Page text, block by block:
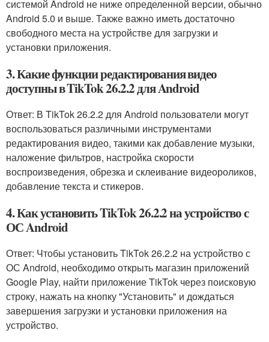
системой Android не ниже определенной версии, обычно
Android 5.0 и выше. Также важно иметь достаточно
свободного места на устройстве для загрузки и
установки приложения.
3. Какие функции редактирования видео
доступны в TikTok 26.2.2 для Android
Ответ: В TikTok 26.2.2 для Android пользователи могут
воспользоваться различными инструментами
редактирования видео, такими как добавление музыки,
наложение фильтров, настройка скорости
воспроизведения, обрезка и склеивание видеороликов,
добавление текста и стикеров.
4. Как установить TikTok 26.2.2 на устройство с
ОС Android
Ответ: Чтобы установить TikTok 26.2.2 на устройство с
ОС Android, необходимо открыть магазин приложений
Google Play, найти приложение TikTok через поисковую
строку, нажать на кнопку "Установить" и дождаться
завершения загрузки и установки приложения на
устройство.